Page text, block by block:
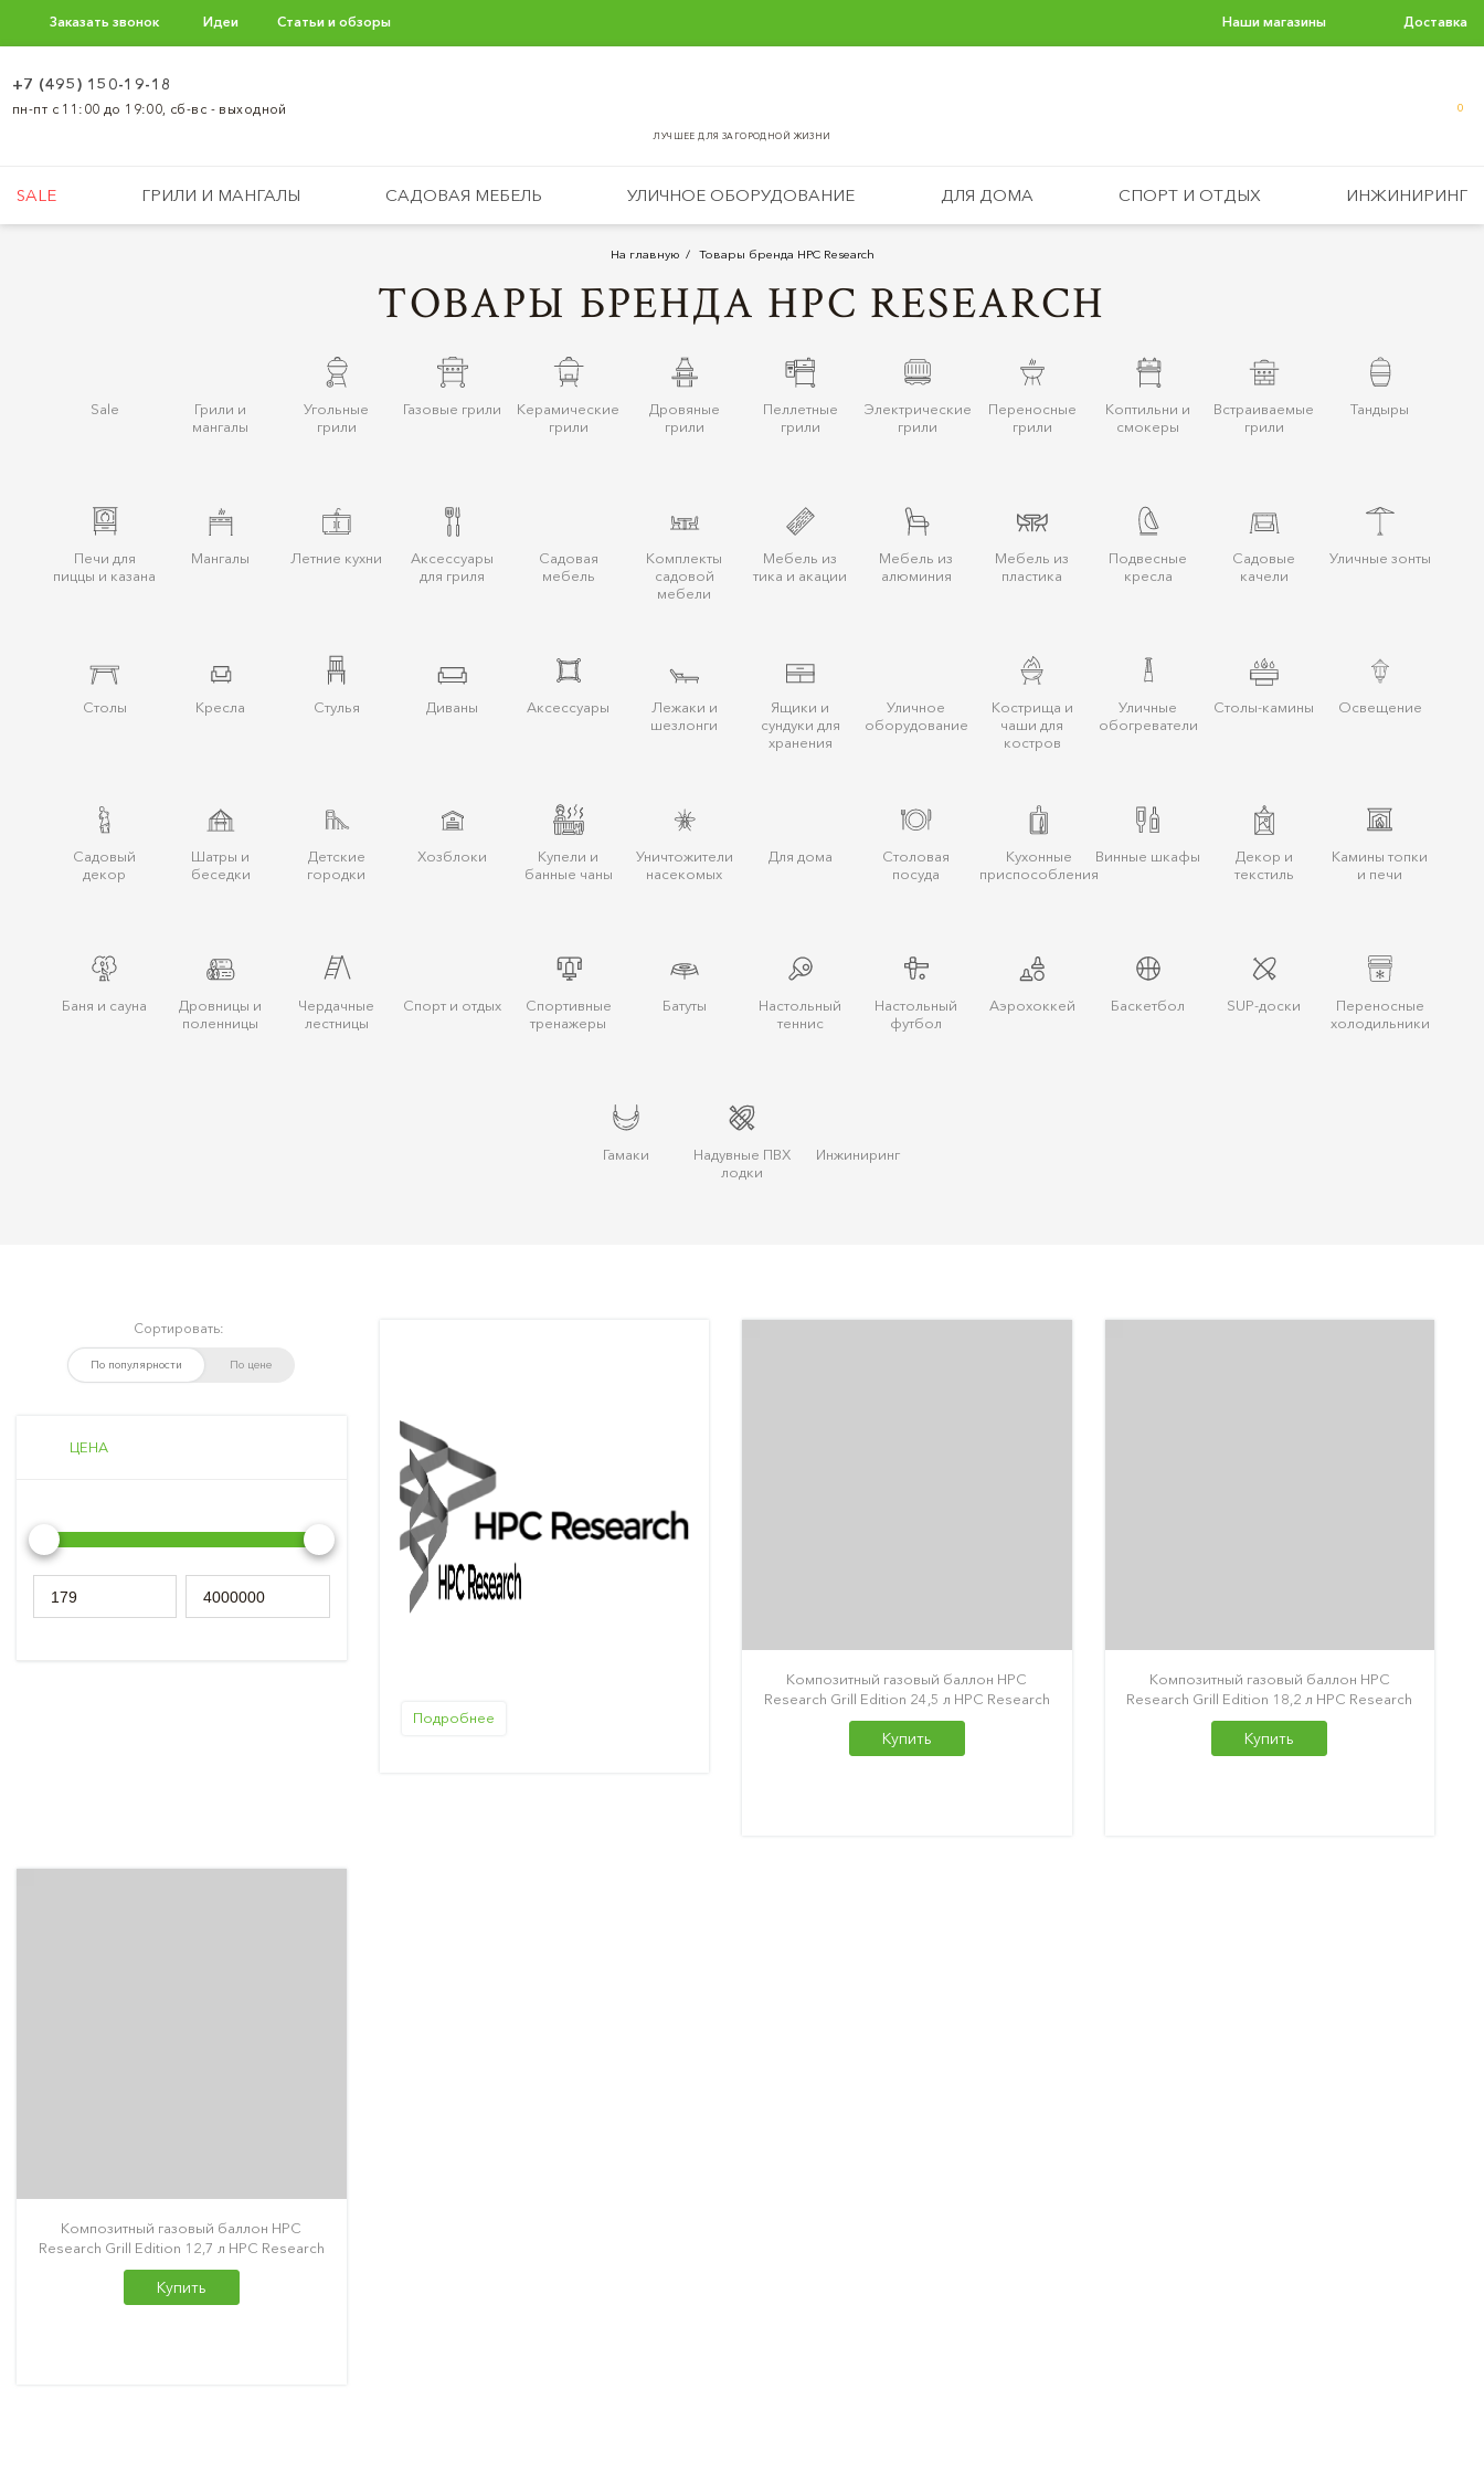
Заказать звонок Идеи Статьи и обзоры Наши магазины Доставка
ЛУЧШЕЕ ДЛЯ ЗАГОРОДНОЙ ЖИЗНИ
+7 (495) 150-19-18
пн-пт с 11:00 до 19:00, сб-вс - выходной 0
SALE ГРИЛИ И МАНГАЛЫ САДОВАЯ МЕБЕЛЬ УЛИЧНОЕ ОБОРУДОВАНИЕ ДЛЯ ДОМА СПОРТ И ОТДЫХ ИНЖИНИРИНГ
На главную Товары бренда HPC Research
ТОВАРЫ БРЕНДА HPC RESEARCH
Sale
Грили и
мангалы
Угольные
грили
Газовые грили
Керамические
грили
Дровяные
грили
Пеллетные
грили
Электрические
грили
Переносные
грили
Коптильни и
смокеры
Встраиваемые
грили
Тандыры
Печи для
пиццы и казана
Мангалы Летние кухни
Аксессуары
для гриля
Садовая
мебель
Комплекты
садовой
мебели
Мебель из
тика и акации
Мебель из
алюминия
Мебель из
пластика
Подвесные
кресла
Садовые
качели
Уличные зонты
Столы Кресла Стулья Диваны Аксессуары
Лежаки и
шезлонги
Ящики и
сундуки для
хранения
Уличное
оборудование
Кострища и
чаши для
костров
Уличные
обогреватели
Столы-камины Освещение
Cадовый
декор
Шатры и
беcедки
Детские
городки
Хозблоки
Купели и
банные чаны
Уничтожители
насекомых
Для дома
Столовая
посуда
Кухонные
приспособления
Винные шкафы
Декор и
текстиль
Камины топки
и печи
Баня и сауна
Дровницы и
поленницы
Чердачные
лестницы
Спорт и отдых
Спортивные
тренажеры
Батуты
Настольный
теннис
Настольный
футбол
Аэрохоккей Баскетбол SUP-доски
Переносные
холодильники
Гамаки
Надувные ПВХ
лодки
Инжиниринг
Сортировать:
По популярности По цене
ЦЕНА
Подробнее
Композитный газовый баллон HPC
Research Grill Edition 24,5 л HPC Research
Купить
Композитный газовый баллон HPC
Research Grill Edition 18,2 л HPC Research
Купить
Композитный газовый баллон HPC
Research Grill Edition 12,7 л HPC Research
Купить